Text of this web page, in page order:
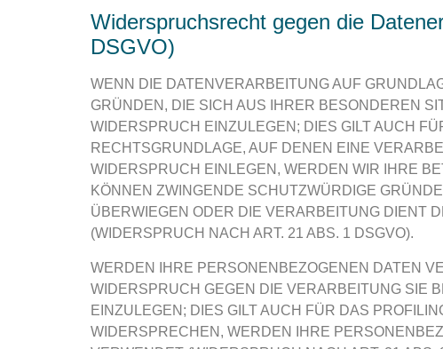
Widerspruchsrecht gegen die
DSGVO)
WENN DIE DATENVERARBEITUNG AUF
GRÜNDEN, DIE SICH AUS IHRER BESONDEREN
WIDERSPRUCH EINZULEGEN; DIES GILT AUCH
RECHTSGRUNDLAGE, AUF DENEN EINE
WIDERSPRUCH EINLEGEN, WERDEN WIR IHRE
KÖNNEN ZWINGENDE SCHUTZWÜRDIGE
ÜBERWIEGEN ODER DIE VERARBEITUNG DIENT
(WIDERSPRUCH NACH ART. 21 ABS. 1 DSGVO).
WERDEN IHRE PERSONENBEZOGENEN DATEN
WIDERSPRUCH GEGEN DIE VERARBEITUNG SIE
EINZULEGEN; DIES GILT AUCH FÜR DAS
WIDERSPRECHEN, WERDEN IHRE